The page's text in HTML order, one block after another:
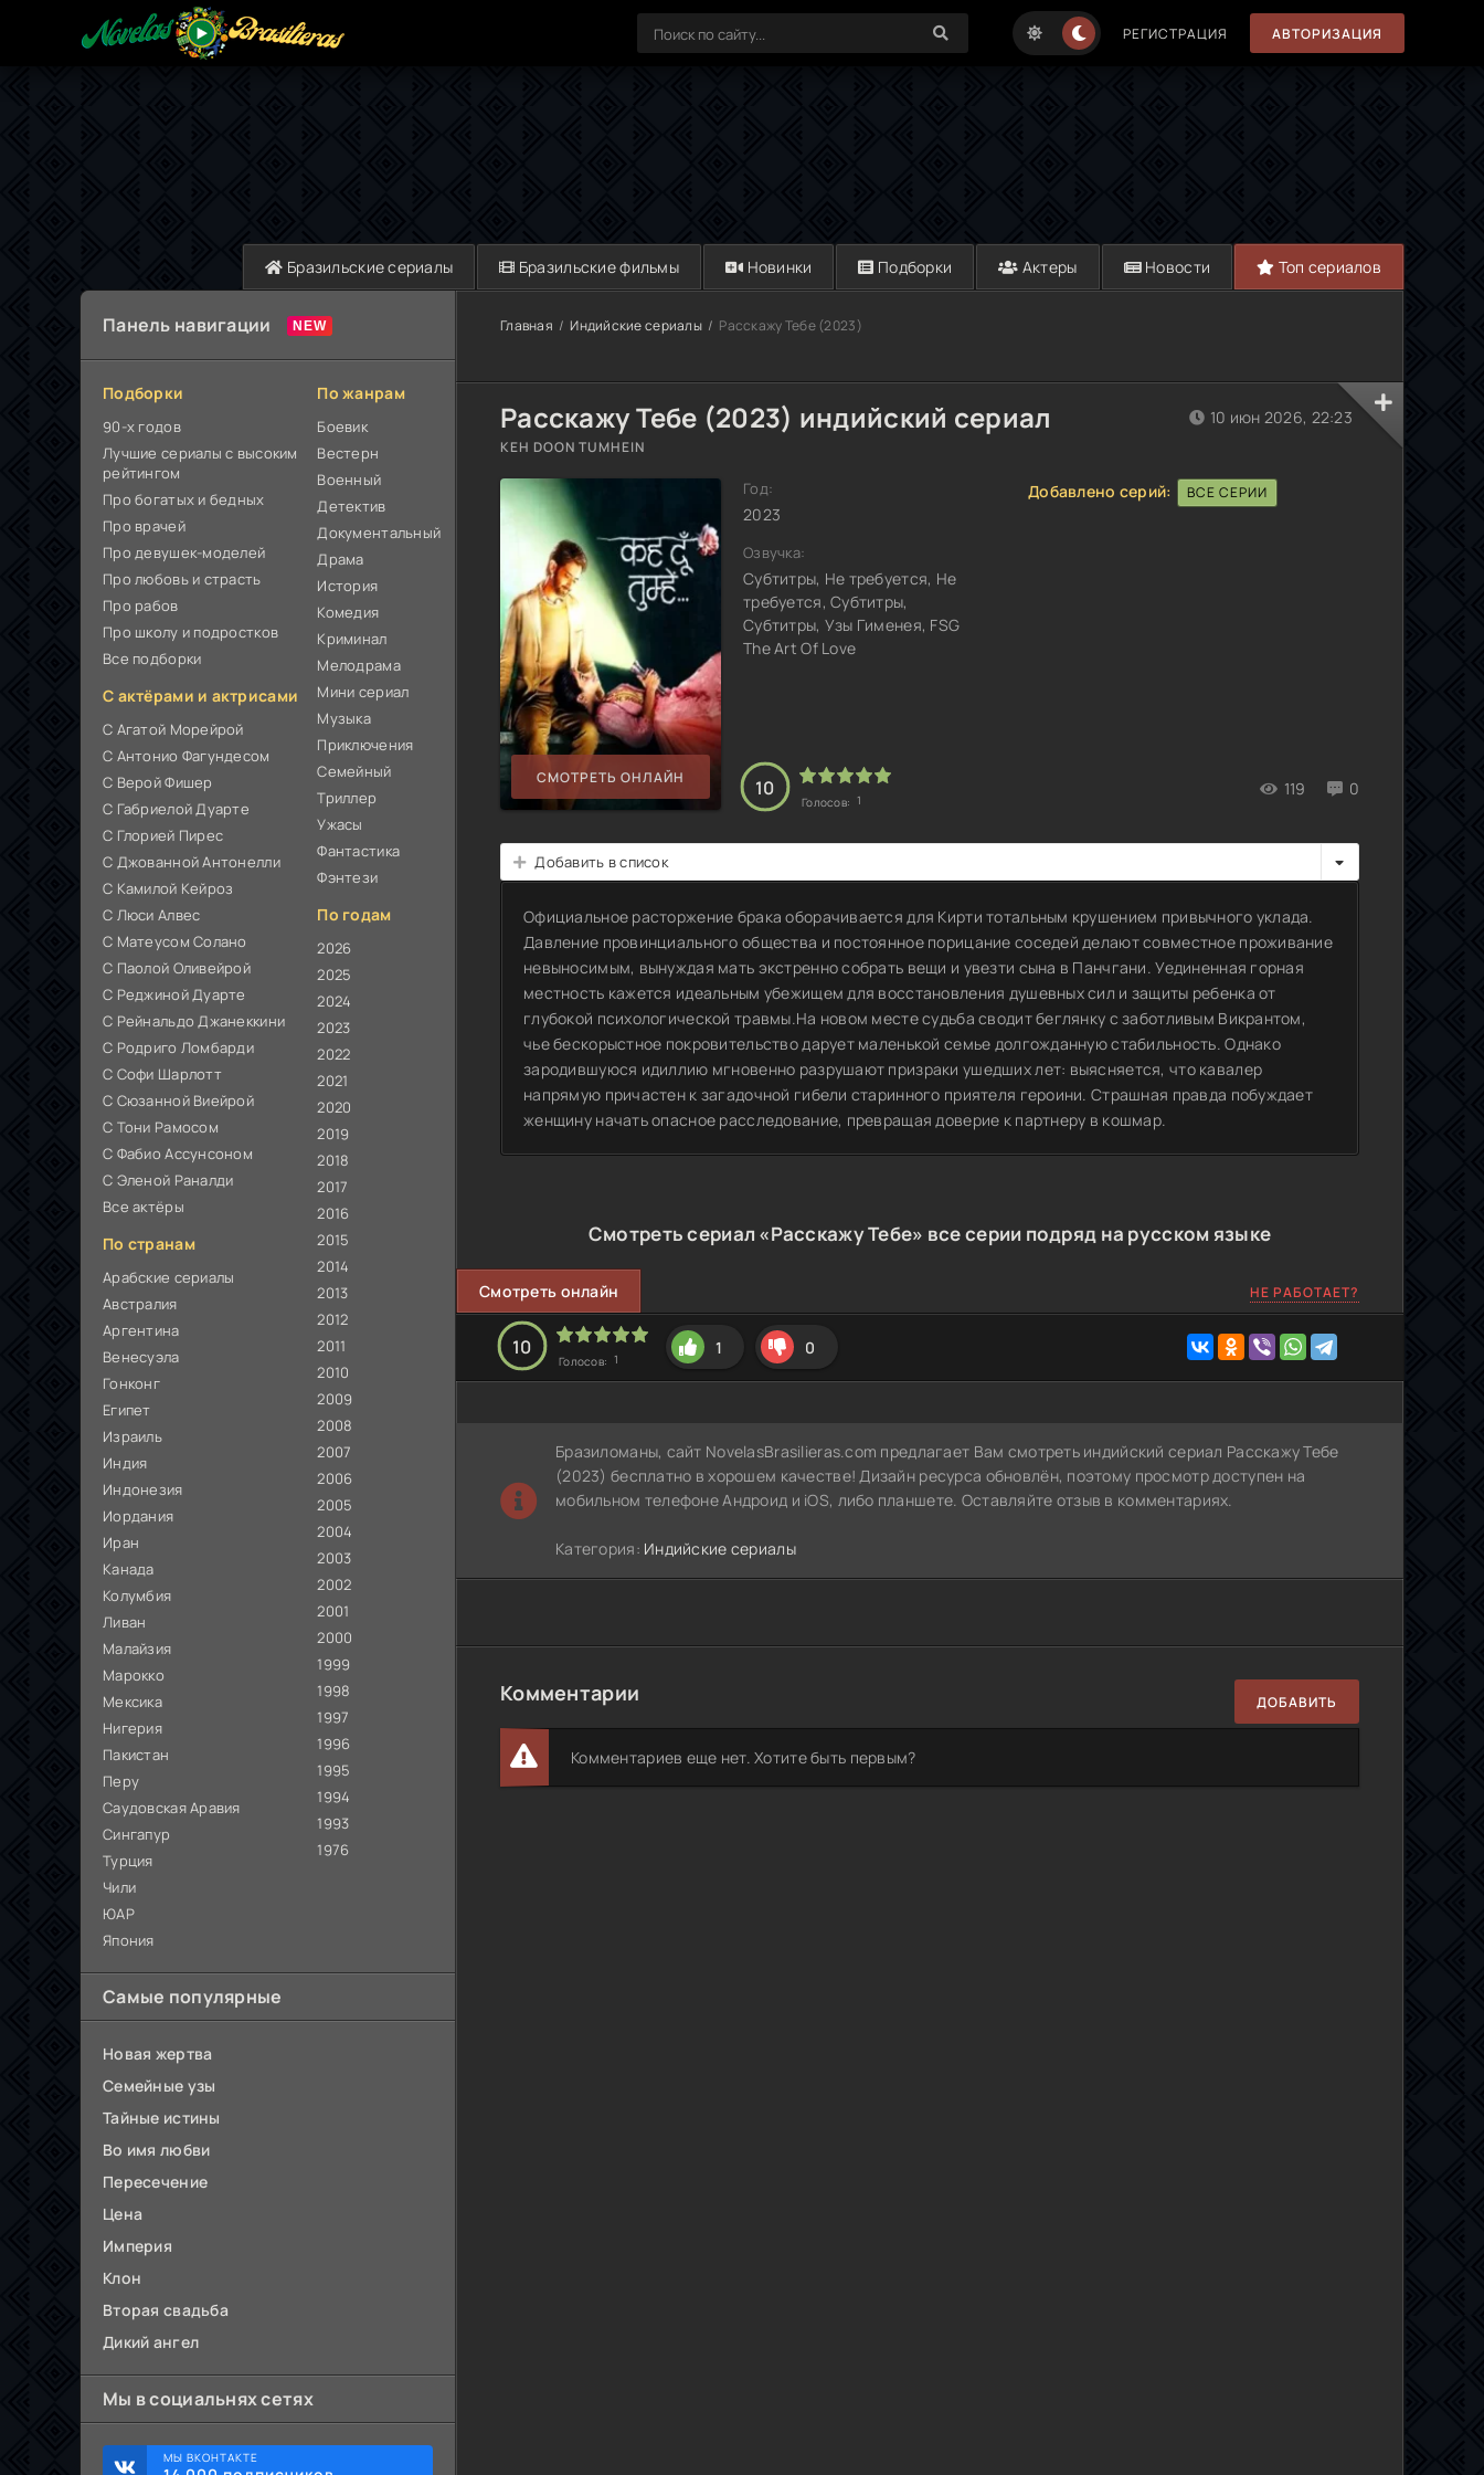
РЕГИСТРАЦИЯ АВТОРИЗАЦИЯ
Бразильские сериалы Бразильские фильмы Новинки Подборки Актеры Новости Топ сериалов
Панель навигации
Подборки
90-х годов
Лучшие сериалы с высоким
рейтингом
Про богатых и бедных
Про врачей
Про девушек-моделей
Про любовь и страсть
Про рабов
Про школу и подростков
Все подборки
С актёрами и актрисами
С Агатой Морейрой
С Антонио Фагундесом
С Верой Фишер
С Габриелой Дуарте
С Глорией Пирес
С Джованной Антонелли
С Камилой Кейроз
С Люси Алвес
С Матеусом Солано
С Паолой Оливейрой
С Реджиной Дуарте
С Рейнальдо Джанеккини
С Родриго Ломбарди
С Софи Шарлотт
С Сюзанной Виейрой
С Тони Рамосом
С Фабио Ассунсоном
С Эленой Раналди
Все актёры
По странам
Арабские сериалы
Австралия
Аргентина
Венесуэла
Гонконг
Египет
Израиль
Индия
Индонезия
Иордания
Иран
Канада
Колумбия
Ливан
Малайзия
Марокко
Мексика
Нигерия
Пакистан
Перу
Саудовская Аравия
Сингапур
Турция
Чили
ЮАР
Япония
По жанрам
Боевик
Вестерн
Военный
Детектив
Документальный
Драма
История
Комедия
Криминал
Мелодрама
Мини сериал
Музыка
Приключения
Семейный
Триллер
Ужасы
Фантастика
Фэнтези
По годам
2026
2025
2024
2023
2022
2021
2020
2019
2018
2017
2016
2015
2014
2013
2012
2011
2010
2009
2008
2007
2006
2005
2004
2003
2002
2001
2000
1999
1998
1997
1996
1995
1994
1993
1976
Самые популярные
Новая жертва
Семейные узы
Тайные истины
Во имя любви
Пересечение
Цена
Империя
Клон
Вторая свадьба
Дикий ангел
Мы в социальнях сетях
МЫ ВКОНТАКТЕ
Главная Индийские сериалы Расскажу Тебе (2023)
Расскажу Тебе (2023) индийский сериал
KEH DOON TUMHEIN
СМОТРЕТЬ ОНЛАЙН
Год:
2023
Озвучка:
Субтитры, Не требуется, Не
требуется, Субтитры,
Субтитры, Узы Гименея, FSG
The Art Of Love
10
Голосов: 1
119 0
10 июн 2026, 22:23
Добавлено серий: ВСЕ СЕРИИ
Добавить в список
Официальное расторжение брака оборачивается для Кирти тотальным крушением привычного уклада.
Давление провинциального общества и постоянное порицание соседей делают совместное проживание
невыносимым, вынуждая мать экстренно собрать вещи и увезти сына в Панчгани. Уединенная горная
местность кажется идеальным убежищем для восстановления душевных сил и защиты ребенка от
глубокой психологической травмы.На новом месте судьба сводит беглянку с заботливым Викрантом,
чье бескорыстное покровительство дарует маленькой семье долгожданную стабильность. Однако
зародившуюся идиллию мгновенно разрушают призраки ушедших лет: выясняется, что кавалер
напрямую причастен к загадочной гибели старинного приятеля героини. Страшная правда побуждает
женщину начать опасное расследование, превращая доверие к партнеру в кошмар.
Смотреть сериал «Расскажу Тебе» все серии подряд на русском языке
Смотреть онлайн НЕ РАБОТАЕТ?
10
Голосов: 1
1 0
Бразиломаны, сайт NovelasBrasilieras.com предлагает Вам смотреть индийский сериал Расскажу Тебе
(2023) бесплатно в хорошем качестве! Дизайн ресурса обновлён, поэтому просмотр доступен на
мобильном телефоне Андроид и iOS, либо планшете. Оставляйте отзыв в комментариях.
Категория: Индийские сериалы
Комментарии ДОБАВИТЬ
Комментариев еще нет. Хотите быть первым?